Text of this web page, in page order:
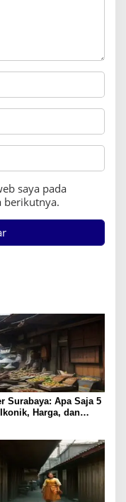
saya pada
berikutnya.
Surabaya: Apa Saja 5
Harga, dan